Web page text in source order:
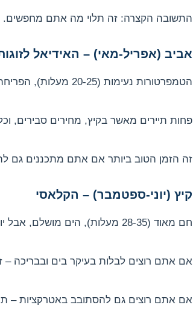
התשובה הקצרה: זה תלוי מה אתם מחפשים.
אביב (אפריל-מאי) – האידיאל
הטמפרטורות נעימות (20-25 מעלות), הפריחה בעיצומה, וים מתחיל להתחמם.
פחות תיירים מאשר בקיץ, מחירים סבירים,
זה הזמן הטוב ביותר אם אתם מתכננים גם
קיץ (יוני-ספטמבר) – הקלאסי
חם מאוד (28-35 מעלות), הים מושלם, אבל יותר תיירים ויותר יקר.
אם אתם רוצים לבלות בעיקר בים ובבריכה –
אם אתם רוצים גם להסתובב באטרקציות –